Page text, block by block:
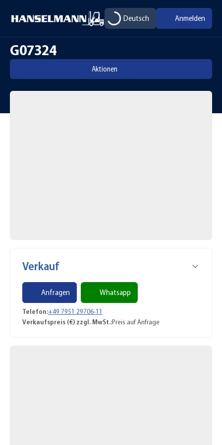
Deutsch Anmelden
G07324
Aktionen
Verkauf
Anfragen Whatsapp
Telefon:+49 7951 29706-11
Verkaufspreis (€) zzgl. MwSt.:Preis auf Anfrage